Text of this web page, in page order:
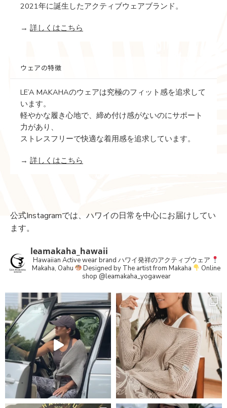
2021年に誕生したアクティブウェアブランド。
→ 詳しくはこちら
ウェアの特徴
LE’A MAKAHAのウェアは究極のフィット感を追求して
います。
軽やかな履き心地で、締め付け感がないのにサポート
力があり、
ストレスフリーで快適な着用感を追求しています。
→ 詳しくはこちら
公式Instagramでは、ハワイの日常を中心にお届けしてい
ます。
leamakaha_hawaii
Hawaiian Active wear brand ハワイ発祥のアクティブウェア
Makaha, Oahu
Designed by The artist from Makaha
Online
shop @leamakaha_yogawear